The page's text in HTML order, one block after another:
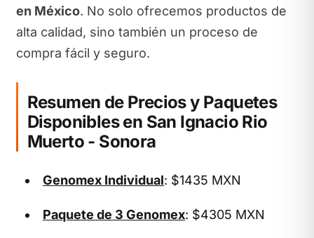
en México. No solo ofrecemos productos de
alta calidad, sino también un proceso de
compra fácil y seguro.
Resumen de Precios y Paquetes
Disponibles en San Ignacio Rio
Muerto - Sonora
Genomex Individual: $1435 MXN
Paquete de 3 Genomex: $4305 MXN